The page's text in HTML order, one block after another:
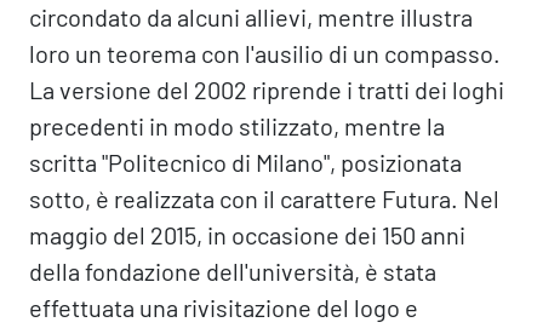
circondato da alcuni allievi, mentre illustra
loro un teorema con l'ausilio di un compasso.
La versione del 2002 riprende i tratti dei loghi
precedenti in modo stilizzato, mentre la
scritta "Politecnico di Milano", posizionata
sotto, è realizzata con il carattere Futura. Nel
maggio del 2015, in occasione dei 150 anni
della fondazione dell'università, è stata
effettuata una rivisitazione del logo e